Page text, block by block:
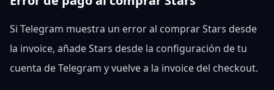
Si Telegram muestra un error al comprar Stars desde
la invoice, añade Stars desde la configuración de tu
cuenta de Telegram y vuelve a la invoice del checkout.